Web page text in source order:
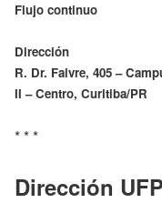
Flujo continuo
Dirección
R. Dr. Faivre, 405 –
II – Centro, Curitiba/PR
* * *
Dirección